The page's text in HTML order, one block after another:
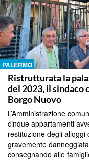
PALERMO
Ristrutturata la
del 2023, il sindaco
Borgo Nuovo
L’Amministrazione
cinque appartamenti
restituzione degli alloggi
gravemente
consegnando alle